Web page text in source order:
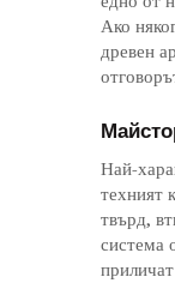
Ако
древен
Най-
техният
твърд,
система